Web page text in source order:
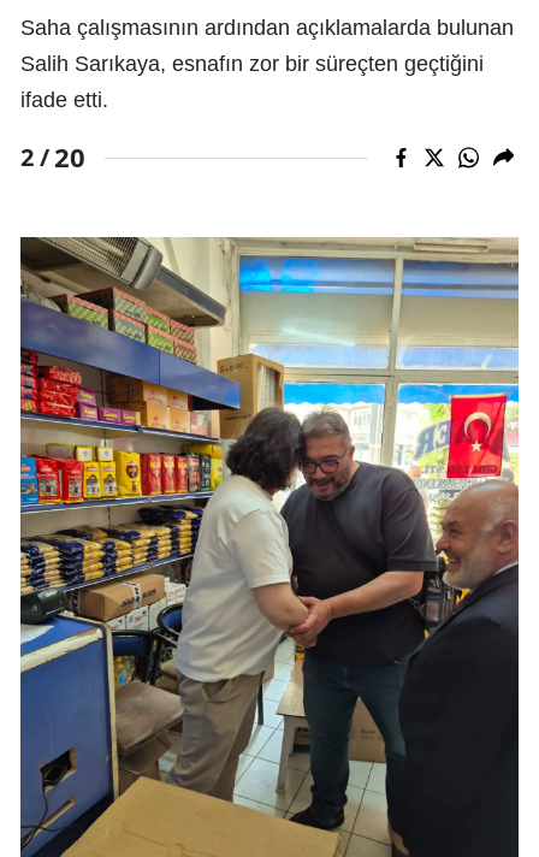
Saha çalışmasının ardından açıklamalarda bulunan
Salih Sarıkaya, esnafın zor bir süreçten geçtiğini
ifade etti.
2 /20